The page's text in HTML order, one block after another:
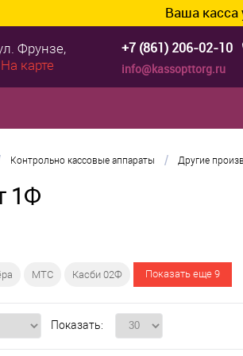
Ваша касса уже
Фрунзе,
На карте
+7 (861) 206-02-10
info@kassopttorg.ru
Контрольно кассовые аппараты / Другие
1Ф
МТС Касби 02Ф Показать еще 9
Показать: